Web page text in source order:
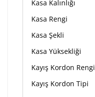
Kasa Kalınlığı
Kasa Rengi
Kasa Şekli
Kasa Yüksekliği
Kayış Kordon Rengi
Kayış Kordon Tipi